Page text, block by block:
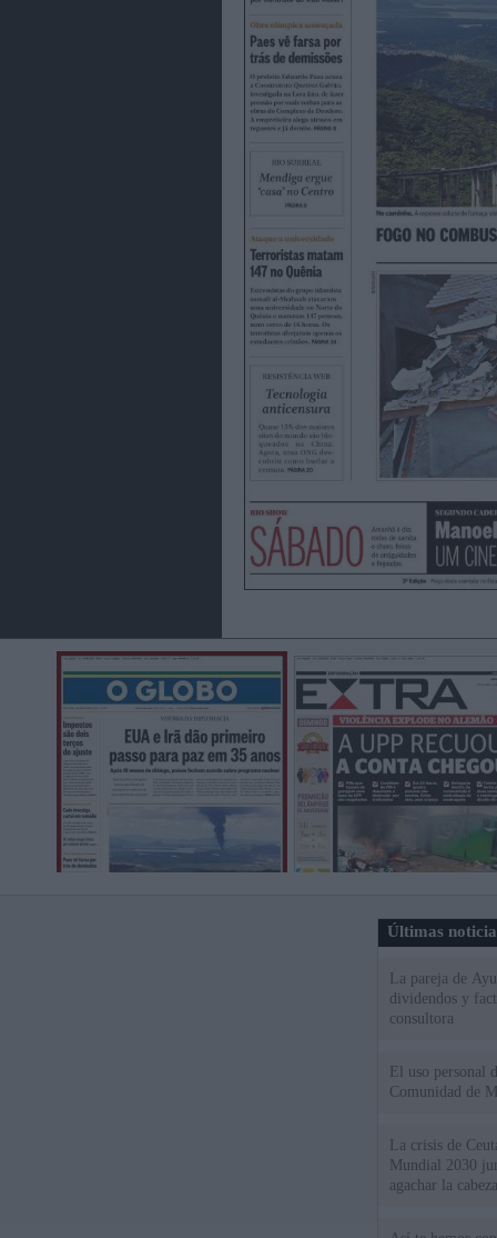
Últimas
La pareja de
dividendos y
consultora
El uso personal
Comunidad de
La crisis de
Mundial 2030
agachar la